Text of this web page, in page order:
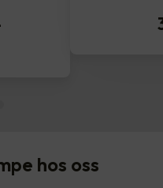
hos oss